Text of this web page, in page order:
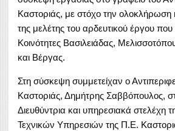
Καστοριάς, με στόχο την ολοκλήρωση
της μελέτης του αρδευτικού έργου που
Κοινότητες Βασιλειάδας,
και Βέργας.
Στη σύσκεψη συμμετείχαν ο
Καστοριάς, Δημήτρης Σαββόπουλος,
Διευθύντρια και υπηρεσιακά στελέχη
Τεχνικών Υπηρεσιών της Π.Ε.